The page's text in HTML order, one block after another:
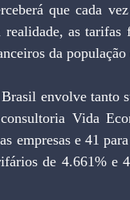
que cada
as
da
Vida
empresas e 41
de 4.661% e